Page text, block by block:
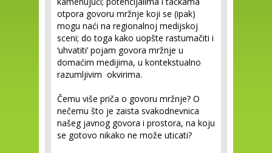
otpora govoru mržnje koji se (ipak)
mogu naći na regionalnoj medijskoj
sceni; do toga kako uopšte rastumačiti i
‘uhvatiti’ pojam govora mržnje u
domaćim medijima, u kontekstualno
razumljivim okvirima.
Čemu više priča o govoru mržnje? O
nečemu što je zaista svakodnevnica
našeg javnog govora i prostora, na koju
se gotovo nikako ne može uticati?